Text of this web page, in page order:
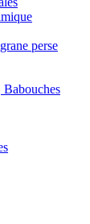
perse
Babouches